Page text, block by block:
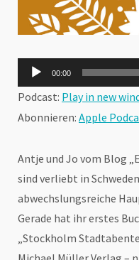
Audio-
Player
00:00
Podcast: Play in new
Abonnieren: Apple
Antje und Jo vom Blog
sind verliebt in
abwechslungsreiche
Gerade hat ihr erstes
„Stockholm